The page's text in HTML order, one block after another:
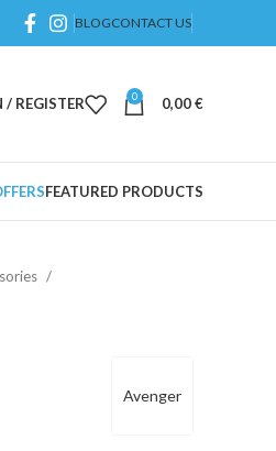
BLOGCONTACT US
/ REGISTER 0 0,00€
FEATURED PRODUCTS
Avenger